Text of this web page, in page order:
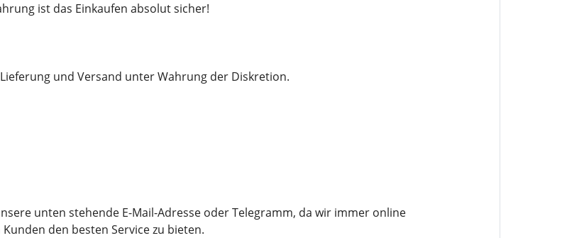
ist das Einkaufen absolut sicher!
und Versand unter Wahrung der Diskretion.
unten stehende E-Mail-Adresse oder Telegramm, da wir immer online
den besten Service zu bieten.